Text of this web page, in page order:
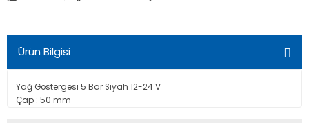
Ürün Bilgisi
Yağ Göstergesi 5 Bar Siyah 12-24 V
Çap : 50 mm